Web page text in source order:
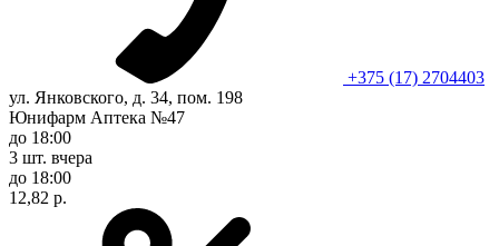
+375 (17) 2704403
ул. Янковского, д. 34, пом. 198
Юнифарм Аптека №47
до 18:00
3 шт. вчера
до 18:00
12,82 р.